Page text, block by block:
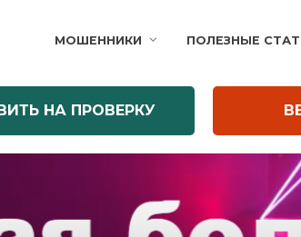
МОШЕННИКИ ПОЛЕЗНЫЕ
НА ПРОВЕРКУ